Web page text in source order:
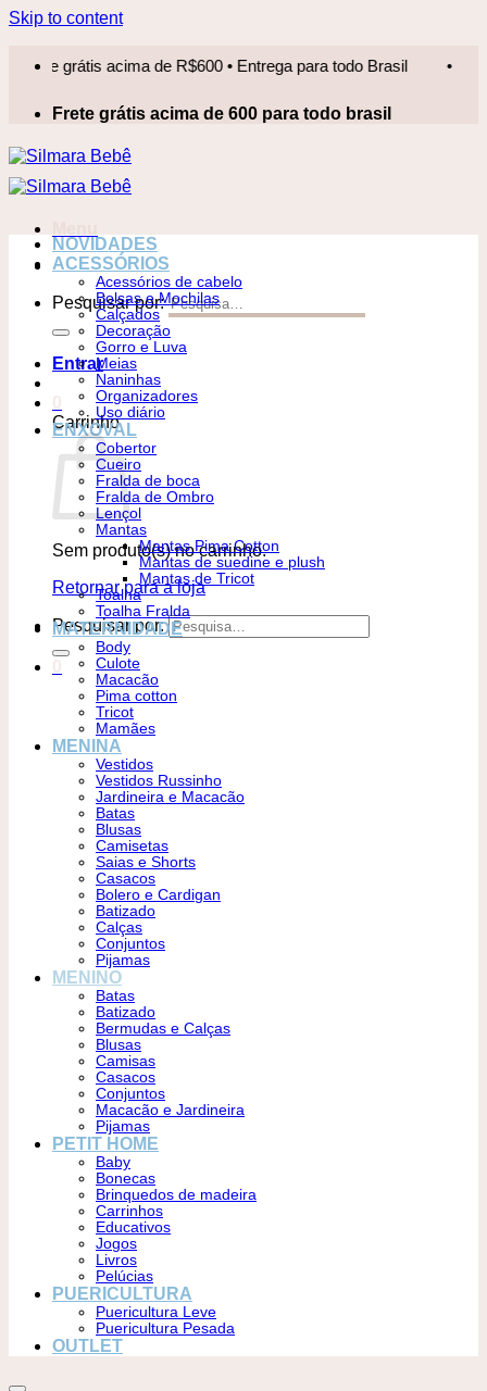
Skip to content
grátis acima de R$600 • Entrega para todo Brasil • Frete
Frete grátis acima de 600 para todo brasil
Pesquisar por:
Entrar
Carrinho
Sem produto(s) no carrinho.
Retornar para a loja
Pesquisar por:
NOVIDADES
ACESSÓRIOS
Acessórios de cabelo
Bolsas e Mochilas
Calçados
Decoração
Gorro e Luva
Meias
Naninhas
Organizadores
Uso diário
ENXOVAL
Cobertor
Cueiro
Fralda de boca
Fralda de Ombro
Lençol
Mantas
Mantas Pima Cotton
Mantas de suedine e plush
Mantas de Tricot
Toalha
Toalha Fralda
MATERNIDADE
Body
Culote
Macacão
Pima cotton
Tricot
Mamães
MENINA
Vestidos
Vestidos Russinho
Jardineira e Macacão
Batas
Blusas
Camisetas
Saias e Shorts
Casacos
Bolero e Cardigan
Batizado
Calças
Conjuntos
Pijamas
MENINO
Batas
Batizado
Bermudas e Calças
Blusas
Camisas
Casacos
Conjuntos
Macacão e Jardineira
Pijamas
PETIT HOME
Baby
Bonecas
Brinquedos de madeira
Carrinhos
Educativos
Jogos
Livros
Pelúcias
PUERICULTURA
Puericultura Leve
Puericultura Pesada
OUTLET